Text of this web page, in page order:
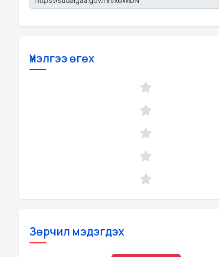
Үнэлгээ өгөх
Зөрчил мэдэгдэх